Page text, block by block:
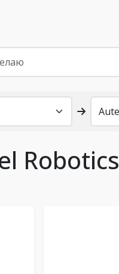
Robotics